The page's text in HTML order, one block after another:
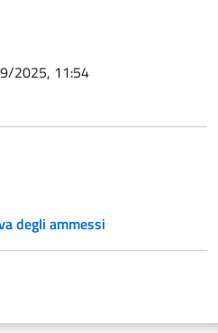
2025, 11:54
degli ammessi